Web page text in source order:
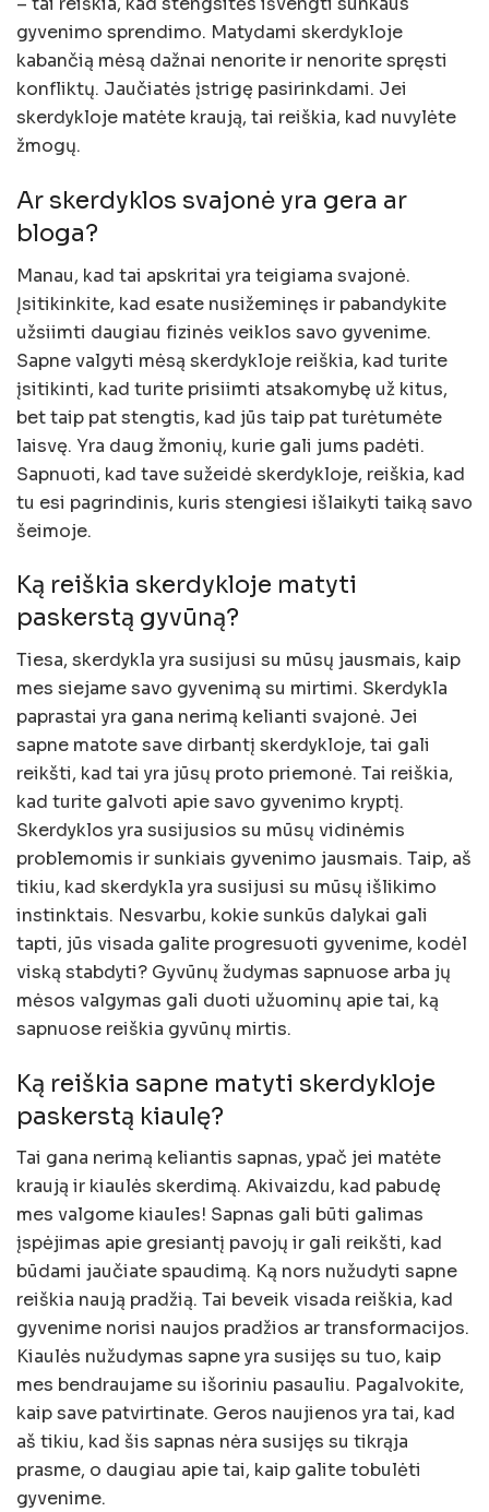
gyvenimo sprendimo. Matydami skerdykloje
kabančią mėsą dažnai nenorite ir nenorite spręsti
konfliktų. Jaučiatės įstrigę pasirinkdami. Jei
skerdykloje matėte kraują, tai reiškia, kad nuvylėte
žmogų.
Ar skerdyklos svajonė yra gera ar
bloga?
Manau, kad tai apskritai yra teigiama svajonė.
Įsitikinkite, kad esate nusižeminęs ir pabandykite
užsiimti daugiau fizinės veiklos savo gyvenime.
Sapne valgyti mėsą skerdykloje reiškia, kad turite
įsitikinti, kad turite prisiimti atsakomybę už kitus,
bet taip pat stengtis, kad jūs taip pat turėtumėte
laisvę. Yra daug žmonių, kurie gali jums padėti.
Sapnuoti, kad tave sužeidė skerdykloje, reiškia, kad
tu esi pagrindinis, kuris stengiesi išlaikyti taiką savo
šeimoje.
Ką reiškia skerdykloje matyti
paskerstą gyvūną?
Tiesa, skerdykla yra susijusi su mūsų jausmais, kaip
mes siejame savo gyvenimą su mirtimi. Skerdykla
paprastai yra gana nerimą kelianti svajonė. Jei
sapne matote save dirbantį skerdykloje, tai gali
reikšti, kad tai yra jūsų proto priemonė. Tai reiškia,
kad turite galvoti apie savo gyvenimo kryptį.
Skerdyklos yra susijusios su mūsų vidinėmis
problemomis ir sunkiais gyvenimo jausmais. Taip, aš
tikiu, kad skerdykla yra susijusi su mūsų išlikimo
instinktais. Nesvarbu, kokie sunkūs dalykai gali
tapti, jūs visada galite progresuoti gyvenime, kodėl
viską stabdyti? Gyvūnų žudymas sapnuose arba jų
mėsos valgymas gali duoti užuominų apie tai, ką
sapnuose reiškia gyvūnų mirtis.
Ką reiškia sapne matyti skerdykloje
paskerstą kiaulę?
Tai gana nerimą keliantis sapnas, ypač jei matėte
kraują ir kiaulės skerdimą. Akivaizdu, kad pabudę
mes valgome kiaules! Sapnas gali būti galimas
įspėjimas apie gresiantį pavojų ir gali reikšti, kad
būdami jaučiate spaudimą. Ką nors nužudyti sapne
reiškia naują pradžią. Tai beveik visada reiškia, kad
gyvenime norisi naujos pradžios ar transformacijos.
Kiaulės nužudymas sapne yra susijęs su tuo, kaip
mes bendraujame su išoriniu pasauliu. Pagalvokite,
kaip save patvirtinate. Geros naujienos yra tai, kad
aš tikiu, kad šis sapnas nėra susijęs su tikrąja
prasme, o daugiau apie tai, kaip galite tobulėti
gyvenime.